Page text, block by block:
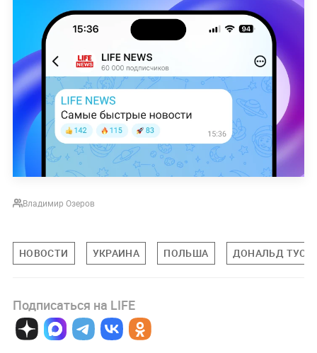
Владимир Озеров
НОВОСТИ УКРАИНА ПОЛЬША ДОНАЛЬД ТУСК
Подписаться на LIFE